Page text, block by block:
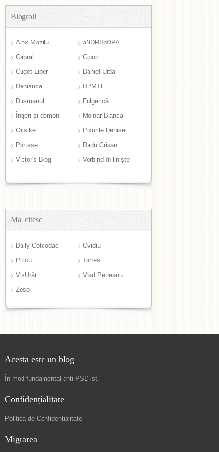
Blogroll
Alex Mazilu
aNDRIIpOPA
Cabral
Cipoc
Cuget Liber
Daniel Urda
Denisuca
DPMTL
Dușmanul
Fulgerică
Îngeri și demoni
Molnar Bianca
Ocsike
Pixurile Denisei
Portase
Radu Crișan
Victor's Blog
Vorbind în liniște
Mai citesc
Daily Cotcodac
Ovidiu
Piticu
Torres
VisUrât
Vlad Petreanu
Zoso
Acesta este un blog
În mod fundamental anti-PSD-ist.
Confidențialitate
Politica de Confidențialitate
Migrarea